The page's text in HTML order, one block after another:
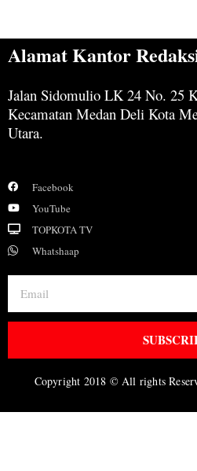
Alamat Kantor
Jalan Sidomulio LK 24 No. 25
Kecamatan Medan Deli Kota
Utara.
Facebook
YouTube
TOPKOTA TV
Whatshaap
Copyright 2018 © All rights